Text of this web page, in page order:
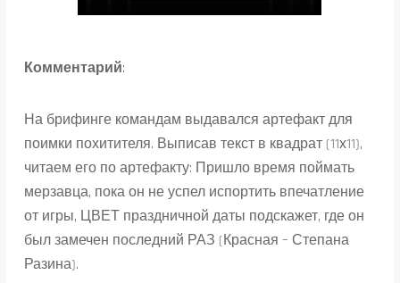
Комментарий:
На брифинге командам выдавался артефакт для
поимки похитителя. Выписав текст в квадрат (11х11),
читаем его по артефакту: Пришло время поймать
мерзавца, пока он не успел испортить впечатление
от игры, ЦВЕТ праздничной даты подскажет, где он
был замечен последний РАЗ (Красная – Степана
Разина).